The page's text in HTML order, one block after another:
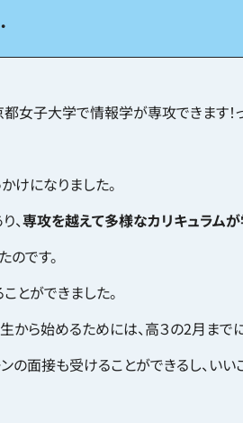
女子大学で情報学が専攻できます！
けになりました。
、専攻を越えて多様なカリキュラム
のです。
とができました。
から始めるためには、高３の2月ま
面接も受けることができるし、いい